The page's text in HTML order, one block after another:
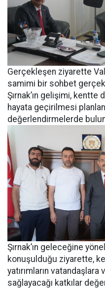
Gerçekleşen ziyarette
samimi bir sohbet
Şırnak’ın gelişimi, kentte
hayata geçirilmesi
değerlendirmelerde
Şırnak’ın geleceğine
konuşulduğu ziyarette,
yatırımların
sağlayacağı katkılar